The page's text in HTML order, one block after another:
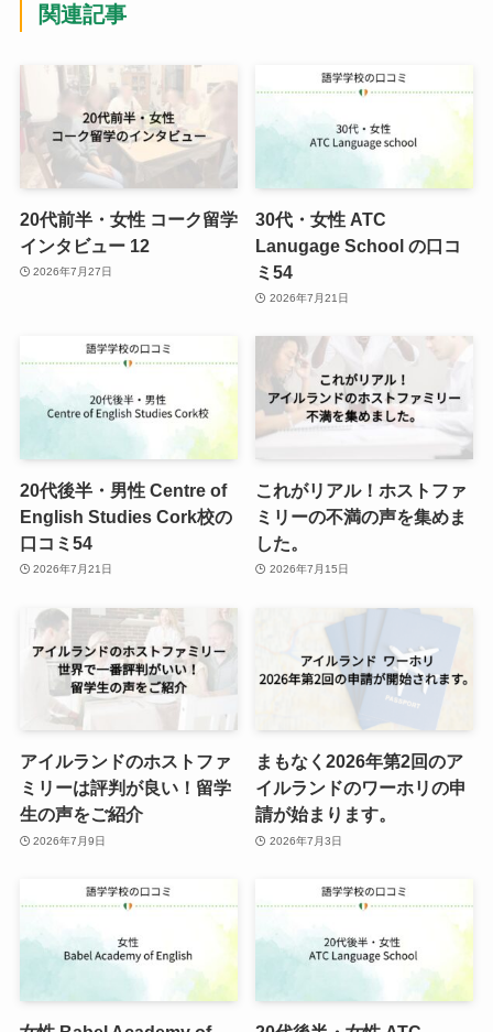
関連記事
20代前半・女性 コーク留学
インタビュー 12
2026年7月27日
30代・女性 ATC
Lanugage School の口コ
ミ54
2026年7月21日
20代後半・男性 Centre of
English Studies Cork校の
口コミ54
2026年7月21日
これがリアル！ホストファ
ミリーの不満の声を集めま
した。
2026年7月15日
アイルランドのホストファ
ミリーは評判が良い！留学
生の声をご紹介
2026年7月9日
まもなく2026年第2回のア
イルランドのワーホリの申
請が始まります。
2026年7月3日